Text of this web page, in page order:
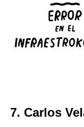
7. Carlos